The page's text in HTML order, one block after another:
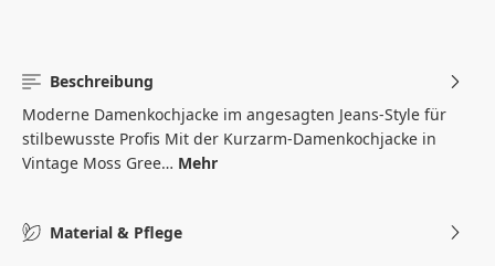
Beschreibung
Moderne Damenkochjacke im angesagten Jeans-Style für
stilbewusste Profis Mit der Kurzarm-Damenkochjacke in
Vintage Moss Gree… Mehr
Material & Pflege